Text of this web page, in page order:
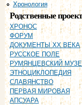
Хронология
Родственные
ХРОНОС
ФОРУМ
ДОКУМЕНТЫ XX ВЕКА
РУССКОЕ ПОЛЕ
РУМЯНЦЕВСКИЙ
ЭТНОЦИКЛОПЕДИЯ
СЛАВЯНСТВО
ПЕРВАЯ МИРОВАЯ
АПСУАРА